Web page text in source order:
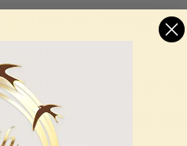
严格的健康、安全和
令人难以置信的健康